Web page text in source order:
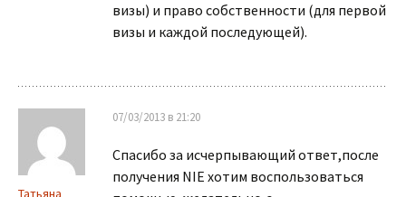
визы) и право собственности (для первой
визы и каждой последующей).
Татьяна
07/03/2013 в 21:20
Спасибо за исчерпывающий ответ,после
получения NIE хотим воспользоваться